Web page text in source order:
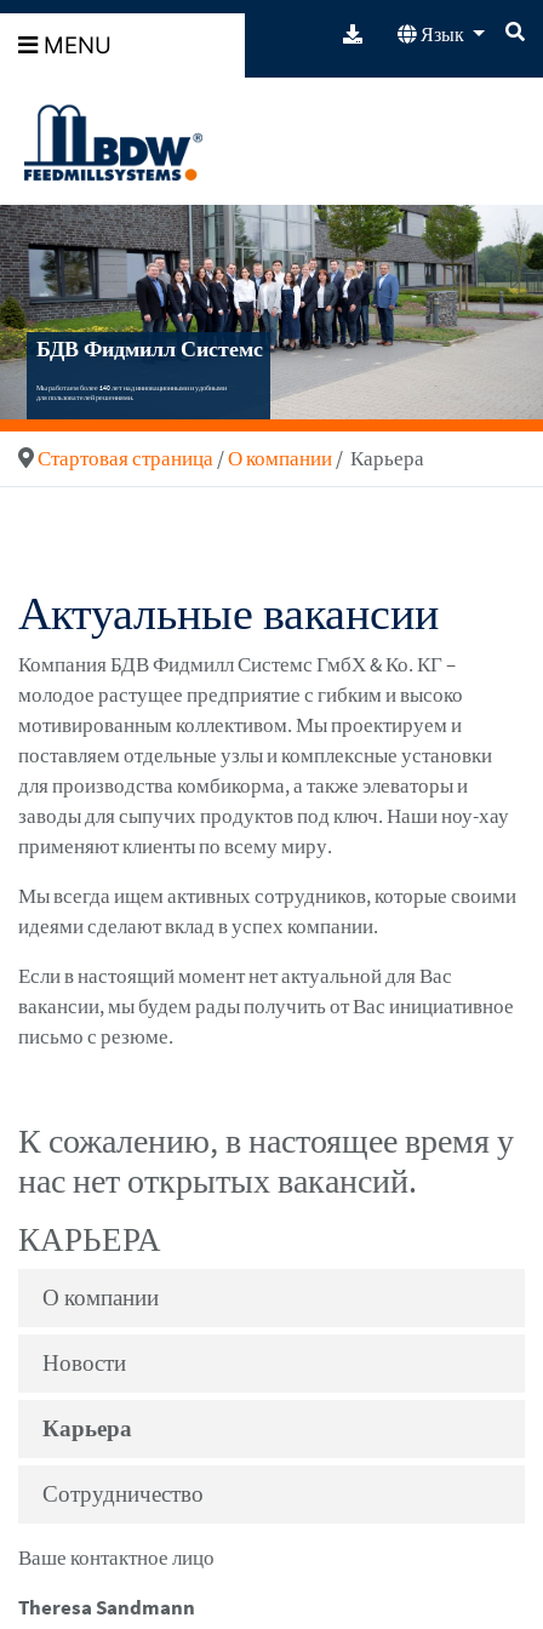
MENU Язык
БДВ Фидмилл Системс
Мы работаем более 140 лет над инновационными и удобными
для пользователей решениями.
Стартовая страница/О компании/ Карьера
Актуальные вакансии
Компания БДВ Фидмилл Системс ГмбХ & Ко. КГ –
молодое растущее предприятие с гибким и высоко
мотивированным коллективом. Мы проектируем и
поставляем отдельные узлы и комплексные установки
для производства комбикорма, а также элеваторы и
заводы для сыпучих продуктов под ключ. Наши ноу-хау
применяют клиенты по всему миру.
Мы всегда ищем активных сотрудников, которые своими
идеями сделают вклад в успех компании.
Если в настоящий момент нет актуальной для Вас
вакансии, мы будем рады получить от Вас инициативное
письмо с резюме.
К сожалению, в настоящее время у
нас нет открытых вакансий.
КАРЬЕРА
О компании
Новости
Карьера
Сотрудничество
Ваше контактное лицо
Theresa Sandmann